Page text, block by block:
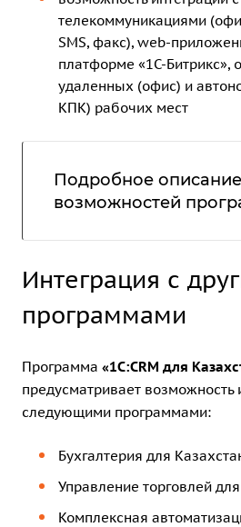
телекоммуникациями
SMS, факс), web-
платформе «1С-Битрикс»,
удаленных (офис) и
КПК) рабочих мест
Подробное описание
возможностей
Интеграция с
программами
Программа «1С:CRM для
предусматривает возможность
следующими программами:
Бухгалтерия для
Управление торговлей
Комплексная